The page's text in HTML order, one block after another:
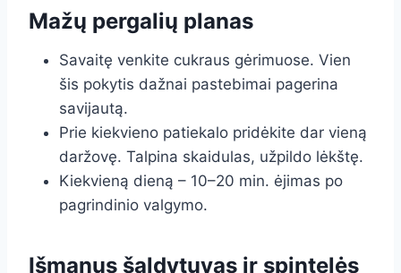
Mažų pergalių planas
Savaitę venkite cukraus gėrimuose. Vien
šis pokytis dažnai pastebimai pagerina
savijautą.
Prie kiekvieno patiekalo pridėkite dar vieną
daržovę. Talpina skaidulas, užpildo lėkštę.
Kiekvieną dieną – 10–20 min. ėjimas po
pagrindinio valgymo.
Išmanus šaldytuvas ir spintelės